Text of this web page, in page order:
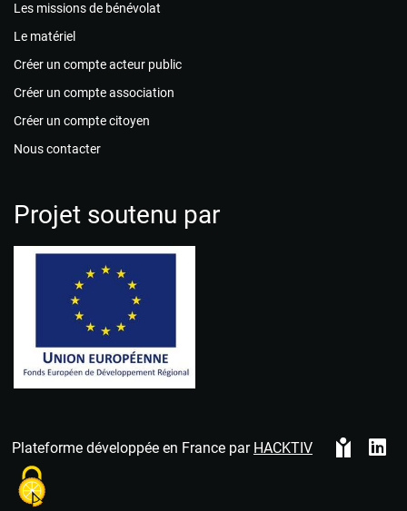
Les missions de bénévolat
Le matériel
Créer un compte acteur public
Créer un compte association
Créer un compte citoyen
Nous contacter
Projet soutenu par
Plateforme développée en France par HACKTIV